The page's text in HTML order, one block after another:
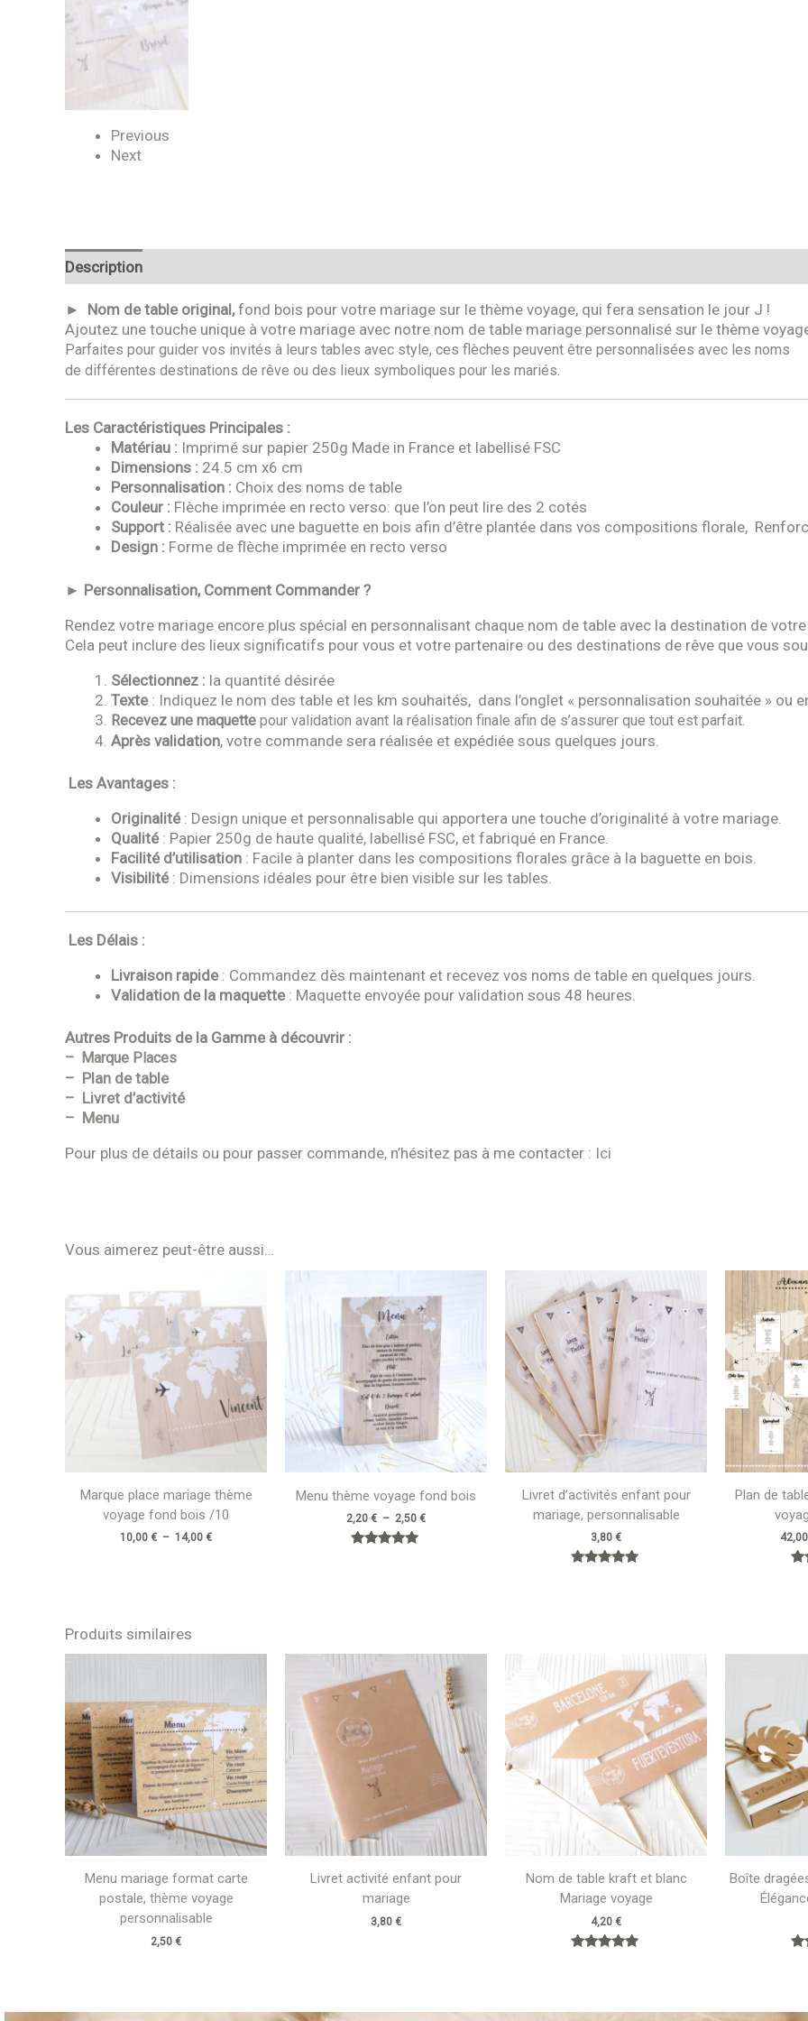
Previous
Next
Description
► Nom de table original,fond bois pour votre mariage sur le thème voyage, qui fera sensation le jour J !
Ajoutez une touche unique à votre mariage avec notre nom de table mariage personnalisé sur le thème
Parfaites pour guider vos invités à leurs tables avec style, ces flèches peuvent être personnalisées avec les noms
de différentes destinations de rêve ou des lieux symboliques pour les mariés.
Les Caractéristiques Principales :
Matériau : Imprimé sur papier 250g Made in France et labellisé FSC
Dimensions : 24.5 cm x6 cm
Personnalisation : Choix des noms de table
Couleur : Flèche imprimée en recto verso: que l’on peut lire des 2 cotés
Support : Réalisée avec une baguette en bois afin d’être plantée dans vos compositions florale,
Design : Forme de flèche imprimée en recto verso
► Personnalisation, Comment Commander ?
Rendez votre mariage encore plus spécial en personnalisant chaque nom de table avec la destination de
Cela peut inclure des lieux significatifs pour vous et votre partenaire ou des destinations de rêve que vous
Sélectionnez : la quantité désirée
Texte: Indiquez le nom des table et les km souhaités, dans l’onglet « personnalisation souhaitée » ou
Recevez une maquette pour validation avant la réalisation finale afin de s’assurer que tout est parfait.
Après validation, votre commande sera réalisée et expédiée sous quelques jours.
Les Avantages :
Originalité: Design unique et personnalisable qui apportera une touche d’originalité à votre mariage.
Qualité: Papier 250g de haute qualité, labellisé FSC, et fabriqué en France.
Facilité d’utilisation : Facile à planter dans les compositions florales grâce à la baguette en bois.
Visibilité: Dimensions idéales pour être bien visible sur les tables.
Les Délais :
Livraison rapide: Commandez dès maintenant et recevez vos noms de table en quelques jours.
Validation de la maquette: Maquette envoyée pour validation sous 48 heures.
Autres Produits de la Gamme à découvrir :
– Marque Places
– Plan de table
– Livret d’activité
– Menu
Pour plus de détails ou pour passer commande, n’hésitez pas à me contacter : Ici
Vous aimerez peut-être aussi…
Marque place mariage thème
voyage fond bois /10
10,00 € – 14,00 €
10,00 €
à
14,00 €
Menu thème voyage fond bois
2,20 € – 2,50 €
prix :
2,20 €
à
2,50 €
Livret d’activités enfant pour
mariage, personnalisable
3,80 €
Plan de
Produits similaires
Menu mariage format carte
postale, thème voyage
personnalisable
2,50 €
Livret activité enfant pour
mariage
3,80 €
Nom de table kraft et blanc
Mariage voyage
4,20 €
Boîte